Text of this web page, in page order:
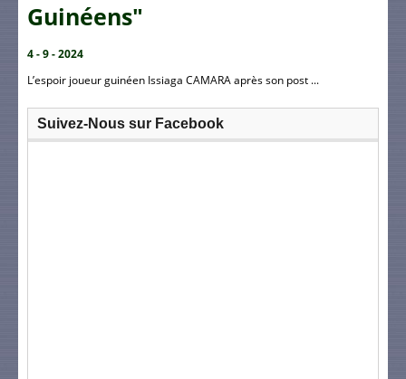
Guinéens"
4 - 9 - 2024
L’espoir joueur guinéen Issiaga CAMARA après son post ...
Suivez-Nous sur Facebook